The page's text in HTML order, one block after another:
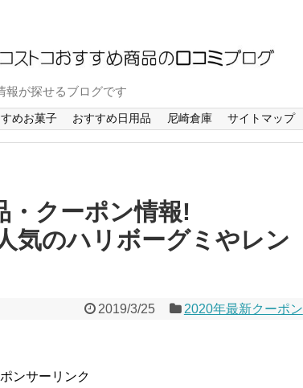
報が探せるブログです
めお菓子 おすすめ日用品 尼崎倉庫 サイトマップ
・クーポン情報!
気のハリボーグミやレン
2019/3/25 2020年最新クーポン
ンサーリンク